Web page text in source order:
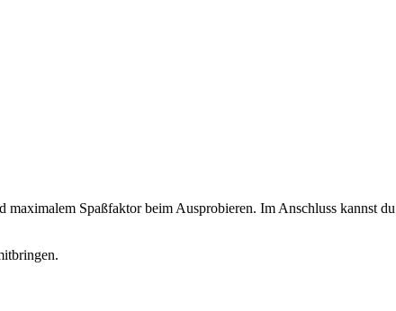
Spaßfaktor beim Ausprobieren. Im Anschluss kannst